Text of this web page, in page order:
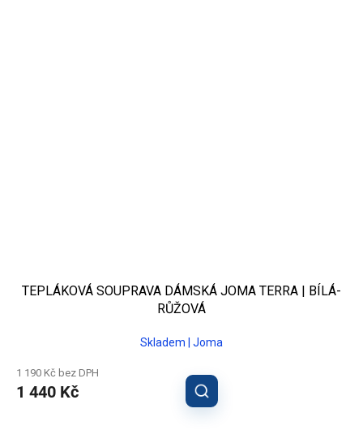
TEPLÁKOVÁ SOUPRAVA DÁMSKÁ JOMA TERRA | BÍLÁ-
RŮŽOVÁ
Skladem | Joma
1 190 Kč bez DPH
1 440 Kč